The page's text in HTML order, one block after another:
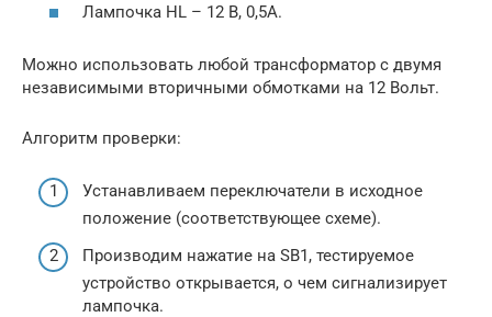
Лампочка HL – 12 В, 0,5А.
Можно использовать любой трансформатор с двумя
независимыми вторичными обмотками на 12 Вольт.
Алгоритм проверки:
Устанавливаем переключатели в исходное
положение (соответствующее схеме).
Производим нажатие на SB1, тестируемое
устройство открывается, о чем сигнализирует
лампочка.